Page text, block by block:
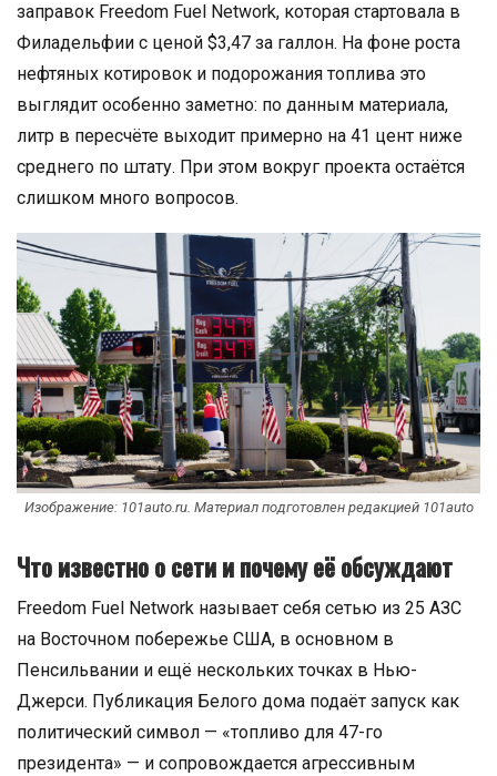
заправок Freedom Fuel Network, которая стартовала в
Филадельфии с ценой $3,47 за галлон. На фоне роста
нефтяных котировок и подорожания топлива это
выглядит особенно заметно: по данным материала,
литр в пересчёте выходит примерно на 41 цент ниже
среднего по штату. При этом вокруг проекта остаётся
слишком много вопросов.
Изображение: 101auto.ru. Материал подготовлен редакцией 101auto
Что известно о сети и почему её обсуждают
Freedom Fuel Network называет себя сетью из 25 АЗС
на Восточном побережье США, в основном в
Пенсильвании и ещё нескольких точках в Нью-
Джерси. Публикация Белого дома подаёт запуск как
политический символ — «топливо для 47-го
президента» — и сопровождается агрессивным